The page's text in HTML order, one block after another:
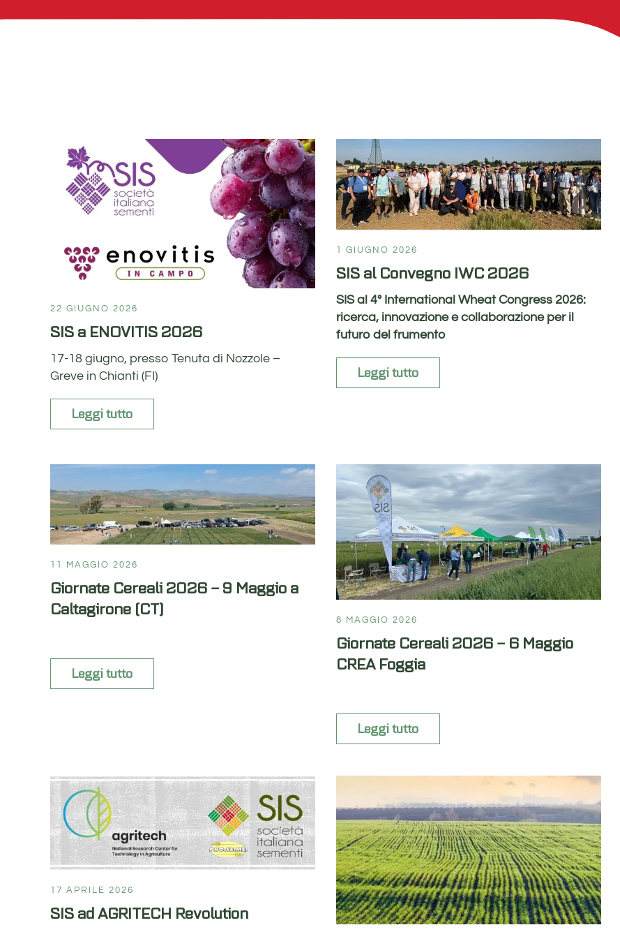
22 GIUGNO 2026
SIS a ENOVITIS 2026
17-18 giugno, presso Tenuta di Nozzole –
Greve in Chianti (FI)
Leggi tutto
1 GIUGNO 2026
SIS al Convegno IWC 2026
SIS al 4° International Wheat Congress 2026:
ricerca, innovazione e collaborazione per il
futuro del frumento
Leggi tutto
11 MAGGIO 2026
Giornate Cereali 2026 – 9 Maggio a
Caltagirone (CT)
Leggi tutto
8 MAGGIO 2026
Giornate Cereali 2026 – 6 Maggio
CREA Foggia
Leggi tutto
17 APRILE 2026
SIS ad AGRITECH Revolution